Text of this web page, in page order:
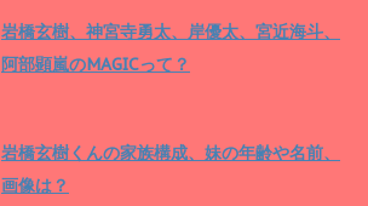
岩橋玄樹、神宮寺勇太、岸優太、宮近海斗、
阿部顕嵐のMAGICって？
岩橋玄樹くんの家族構成、妹の年齢や名前、
画像は？